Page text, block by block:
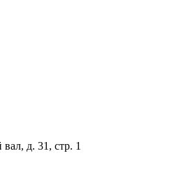
д. 31, стр. 1